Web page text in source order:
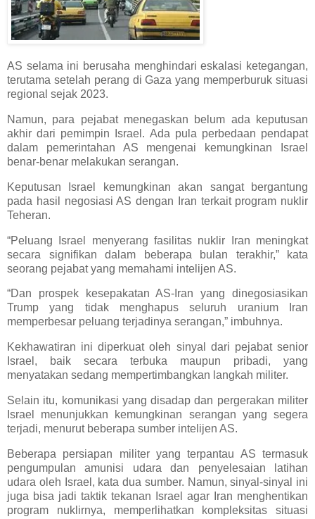
AS selama ini berusaha menghindari eskalasi ketegangan,
terutama setelah perang di Gaza yang memperburuk situasi
regional sejak 2023.
Namun, para pejabat menegaskan belum ada keputusan
akhir dari pemimpin Israel. Ada pula perbedaan pendapat
dalam pemerintahan AS mengenai kemungkinan Israel
benar-benar melakukan serangan.
Keputusan Israel kemungkinan akan sangat bergantung
pada hasil negosiasi AS dengan Iran terkait program nuklir
Teheran.
“Peluang Israel menyerang fasilitas nuklir Iran meningkat
secara signifikan dalam beberapa bulan terakhir,” kata
seorang pejabat yang memahami intelijen AS.
“Dan prospek kesepakatan AS-Iran yang dinegosiasikan
Trump yang tidak menghapus seluruh uranium Iran
memperbesar peluang terjadinya serangan,” imbuhnya.
Kekhawatiran ini diperkuat oleh sinyal dari pejabat senior
Israel, baik secara terbuka maupun pribadi, yang
menyatakan sedang mempertimbangkan langkah militer.
Selain itu, komunikasi yang disadap dan pergerakan militer
Israel menunjukkan kemungkinan serangan yang segera
terjadi, menurut beberapa sumber intelijen AS.
Beberapa persiapan militer yang terpantau AS termasuk
pengumpulan amunisi udara dan penyelesaian latihan
udara oleh Israel, kata dua sumber. Namun, sinyal-sinyal ini
juga bisa jadi taktik tekanan Israel agar Iran menghentikan
program nuklirnya, memperlihatkan kompleksitas situasi